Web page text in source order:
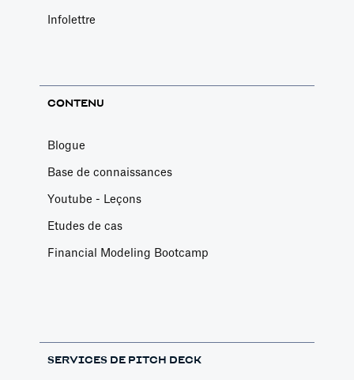
Infolettre
CONTENU
Blogue
Base de connaissances
Youtube - Leçons
Etudes de cas
Financial Modeling Bootcamp
SERVICES DE PITCH DECK